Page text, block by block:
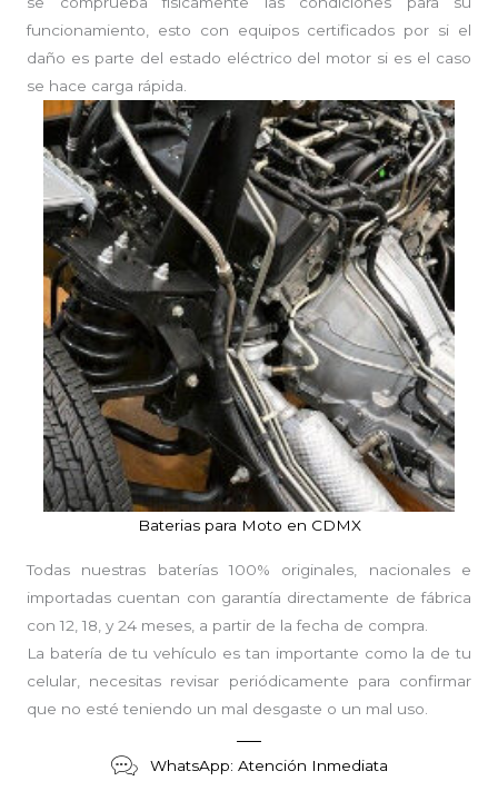
funcionamiento, esto con equipos certificados por si el
daño es parte del estado eléctrico del motor si es el caso
se hace carga rápida.
Baterias para Moto en CDMX
Todas nuestras baterías 100% originales, nacionales e
importadas cuentan con garantía directamente de fábrica
con 12, 18, y 24 meses, a partir de la fecha de compra.
La batería de tu vehículo es tan importante como la de tu
celular, necesitas revisar periódicamente para confirmar
que no esté teniendo un mal desgaste o un mal uso.
WhatsApp: Atención Inmediata